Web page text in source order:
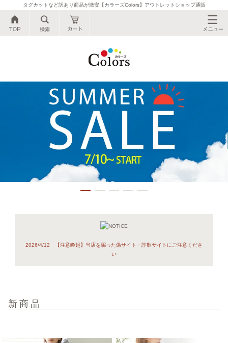
タグカットなど訳あり商品が激安【カラーズColors】アウトレットショップ通販
2026/4/12 【注意喚起】当店を騙った偽サイト・詐欺サイトにご注意くださ
い
新商品